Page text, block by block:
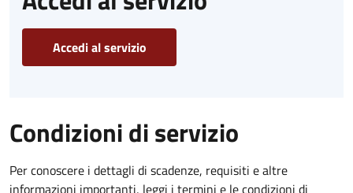
Accedi al servizio
Condizioni di servizio
Per conoscere i dettagli di scadenze, requisiti e altre